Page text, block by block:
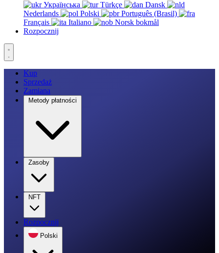
Українська
Türkçe
Dansk
Nederlands
Polski
Português (Brasil)
Français
Italiano
Norsk bokmål
Rozpocznij
Kup
Sprzedaż
Zamiana
Metody płatności
Zasoby
NFT
Rozpocznij
Polski